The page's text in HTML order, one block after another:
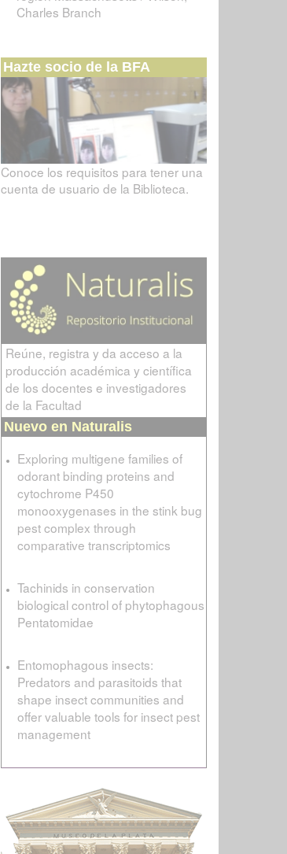
Charles Branch
Hazte socio de la BFA
Conoce los requisitos para tener una
cuenta de usuario de la Biblioteca.
Reúne, registra y da acceso a la
producción académica y científica
de los docentes e investigadores
de la Facultad
Nuevo en Naturalis
Exploring multigene families of
odorant binding proteins and
cytochrome P450
monooxygenases in the stink bug
pest complex through
comparative transcriptomics
Tachinids in conservation
biological control of phytophagous
Pentatomidae
Entomophagous insects:
Predators and parasitoids that
shape insect communities and
offer valuable tools for insect pest
management